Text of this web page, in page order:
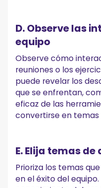
D. Observe las
equipo
Observe cómo
reuniones o los
puede revelar los
que se enfrentan,
eficaz de las
convertirse en
E. Elija temas
Prioriza los temas
en el éxito del